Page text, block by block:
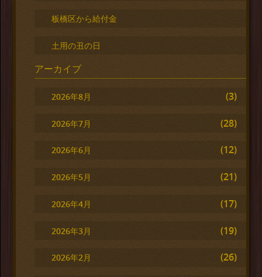
板橋区から給付金
土用の丑の日
アーカイブ
2026年8月 (3)
2026年7月 (28)
2026年6月 (12)
2026年5月 (21)
2026年4月 (17)
2026年3月 (19)
2026年2月 (26)